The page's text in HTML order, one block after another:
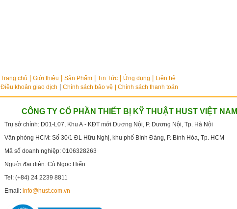
Trang chủ Giới thiệu Sản Phẩm Tin Tức Ứng dụng
Liên hệ
Điều khoản giao dịch | Chính sách bảo vệ | Chính sách thanh toán
CÔNG TY CỔ PHẦN THIẾT BỊ KỸ THUẬT HUST VIỆT NAM
Trụ sở chính: D01-L07, Khu A - KĐT mới Dương Nội, P. Dương Nội, Tp. Hà Nội
Văn phòng HCM: Số 30/1 ĐL Hữu Nghị, khu phố Bình Đáng, P. Bình Hòa, Tp. HCM
Mã số doanh nghiệp: 0106328263
Người đại diện: Cù Ngọc Hiển
Tel: (+84) 24 2239 8811
Email: info@hust.com.vn